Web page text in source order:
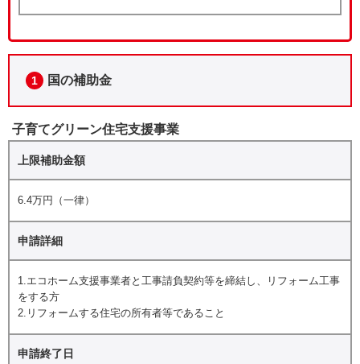
1 国の補助金
子育てグリーン住宅支援事業
上限補助金額
6.4万円（一律）
申請詳細
1.エコホーム支援事業者と工事請負契約等を締結し、リフォーム工事
をする方
2.リフォームする住宅の所有者等であること
申請終了日